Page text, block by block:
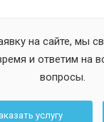
на сайте, мы
и ответим на
вопросы.
услугу